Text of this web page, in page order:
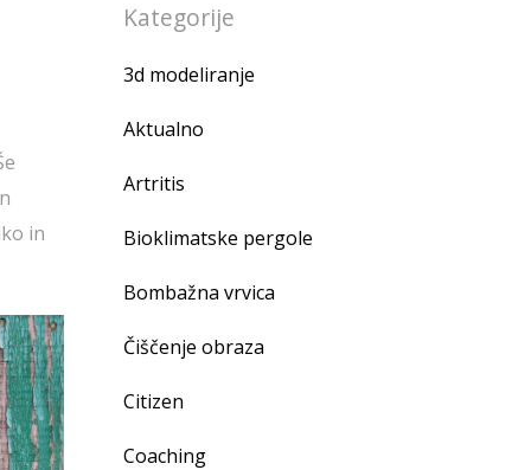
in
Kategorije
3d modeliranje
Aktualno
Artritis
Bioklimatske pergole
Bombažna vrvica
Čiščenje obraza
Citizen
Coaching